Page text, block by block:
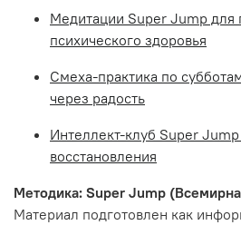
Медитации Super Jump для
психического здоровья
Смеха-практика по
через радость
Интеллект-клуб Super
восстановления
Методика: Super Jump
Материал подготовлен как